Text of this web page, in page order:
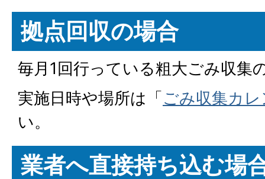
拠点回収の場合
毎月1回行っている粗大ごみ収集
実施日時や場所は「ごみ収集カ
い。
業者へ直接持ち込む場